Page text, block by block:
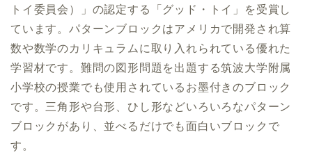
トイ委員会）」の認定する「グッド・トイ」を受賞し
ています。パターンブロックはアメリカで開発され算
数や数学のカリキュラムに取り入れられている優れた
学習材です。難問の図形問題を出題する筑波大学附属
小学校の授業でも使用されているお墨付きのブロック
です。三角形や台形、ひし形などいろいろなパターン
ブロックがあり、並べるだけでも面白いブロックで
す。